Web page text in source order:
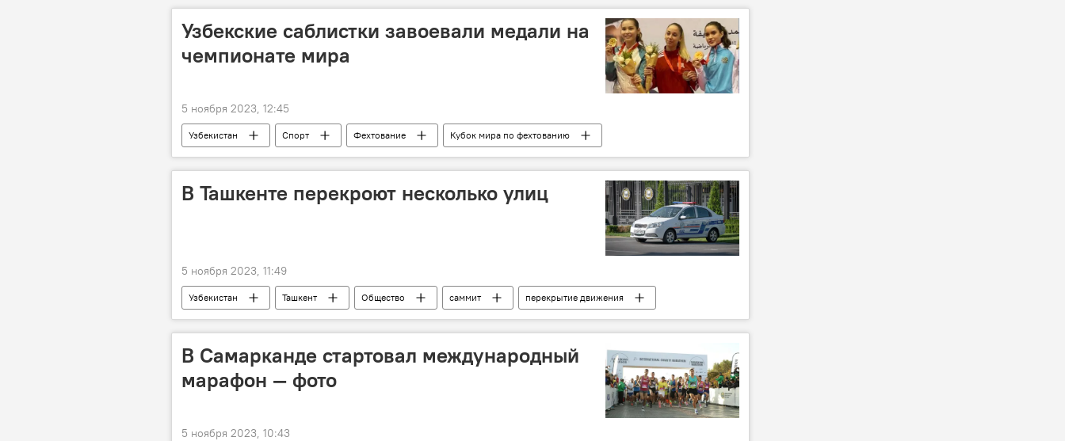
Узбекские саблистки завоевали медали на
чемпионате мира
5 ноября 2023, 12:45
Узбекистан Спорт Фехтование Кубок мира по фехтованию
В Ташкенте перекроют несколько улиц
5 ноября 2023, 11:49
Узбекистан Ташкент Общество саммит перекрытие движения
В Самарканде стартовал международный
марафон — фото
5 ноября 2023, 10:43